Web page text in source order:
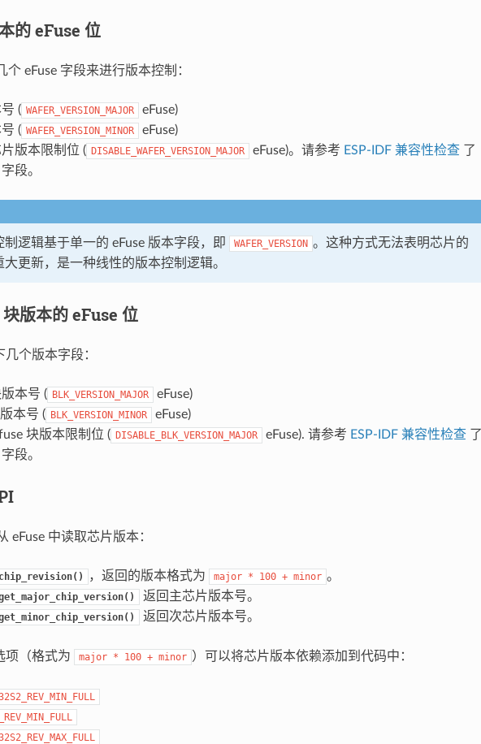
的 eFuse 位
个 eFuse 字段来进行版本控制：
( WAFER_VERSION_MAJOR
eFuse)
( WAFER_VERSION_MINOR
eFuse)
版本限制位 ( DISABLE_WAFER_VERSION_MAJOR eFuse)。请参考 ESP-IDF 兼容性检查了
段。
制逻辑基于单一的 eFuse 版本字段，即 WAFER_VERSION 。这种方式无法表明芯片的
大更新，是一种线性的版本控制逻辑。
版本的 eFuse 位
几个版本字段：
本号 ( BLK_VERSION_MAJOR
eFuse)
本号 ( BLK_VERSION_MINOR
eFuse)
块版本限制位 ( DISABLE_BLK_VERSION_MAJOR eFuse). 请参考 ESP-IDF 兼容性检查了
段。
eFuse 中读取芯片版本：
，返回的版本格式为 major * 100 + minor 。
返回主芯片版本号。
返回次芯片版本号。
项（格式为 major * 100 + minor ）可以将芯片版本依赖添加到代码中：